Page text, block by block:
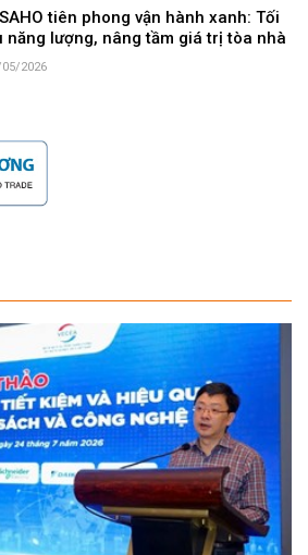
tiên phong vận hành xanh: Tối
năng lượng, nâng tầm giá trị tòa nhà
2026